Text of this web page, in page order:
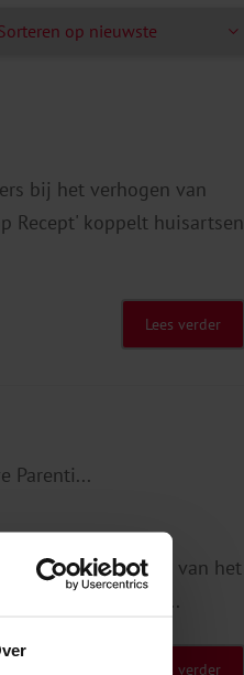
bij het verhogen van
Recept' koppelt huisartsen
Lees verder
Parenti...
over de effecten van het
en de...
Lees verder